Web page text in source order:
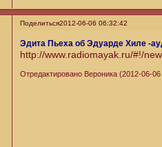
Поделиться2012-06-06 06:32:42
Эдита Пьеха об Эдуарде Хиле -
http://www.radiomayak.ru/#!/
Отредактировано Вероника (2012-06-